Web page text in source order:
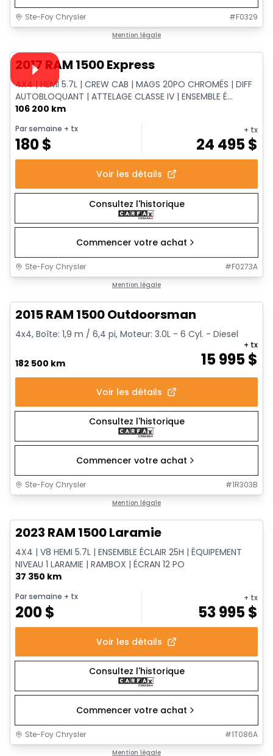
Ste-Foy Chrysler #F0329
Mention légale
Vidéo disponible
2017 RAM 1500 Express
4X4 | HEMI 5.7L | CREW CAB | MAGS 20PO CHROMÉS | DIFF
AUTOBLOQUANT | ATTELAGE CLASSE IV | ENSEMBLE É...
106 200 km
Par semaine + tx
180$
+ tx
24 495$
Voir les détails
Consultez l'historique
Commencer votre achat
Ste-Foy Chrysler #F0273A
Mention légale
2015 RAM 1500 Outdoorsman
4x4, Boîte: 1,9 m / 6,4 pi, Moteur: 3.0L - 6 Cyl. - Diesel
182 500 km 15 995$
+ tx
Voir les détails
Consultez l'historique
Commencer votre achat
Ste-Foy Chrysler #1R303B
Mention légale
2023 RAM 1500 Laramie
4X4 | V8 HEMI 5.7L | ENSEMBLE ÉCLAIR 25H | ÉQUIPEMENT
NIVEAU 1 LARAMIE | RAMBOX | ÉCRAN 12 PO
37 350 km
Par semaine + tx
200$
+ tx
53 995$
Voir les détails
Consultez l'historique
Commencer votre achat
Ste-Foy Chrysler #1T086A
Mention légale